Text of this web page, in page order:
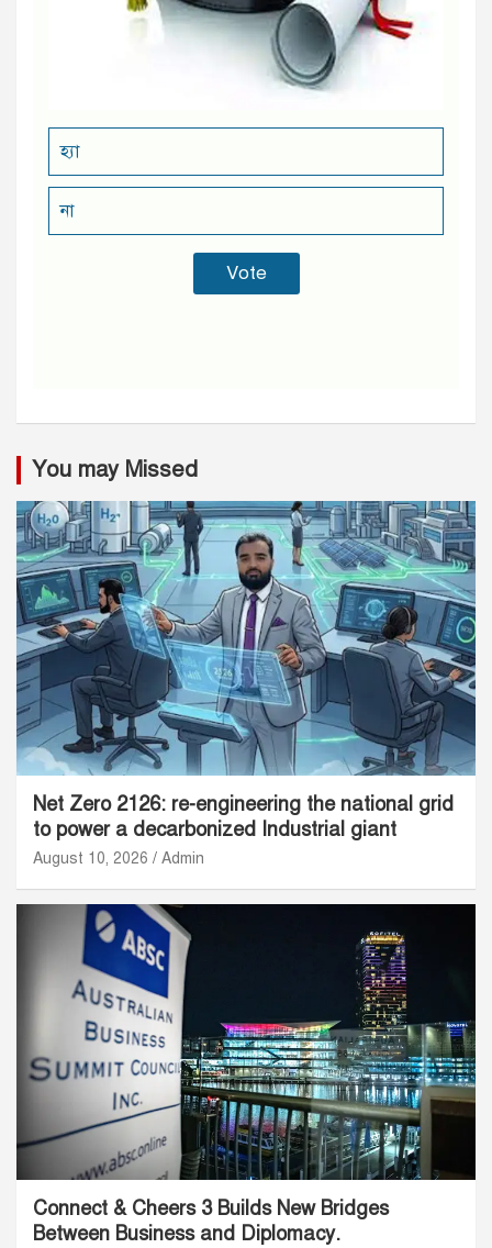
হ্যা
না
You may Missed
Net Zero 2126: re-engineering the national grid
to power a decarbonized Industrial giant
August 10, 2026 Admin
Connect & Cheers 3 Builds New Bridges
Between Business and Diplomacy.